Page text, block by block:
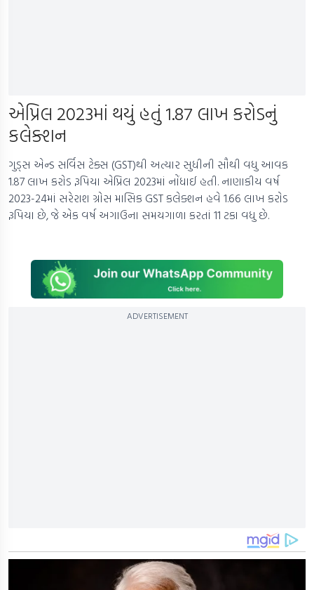
એપ્રિલ 2023માં થયું હતું 1.87 લાખ કરોડનું
કલેક્શન
ગુડ્સ એન્ડ સર્વિસ ટેક્સ (GST)થી અત્યાર સુધીની સૌથી વધુ આવક
1.87 લાખ કરોડ રૂપિયા એપ્રિલ 2023માં નોંધાઈ હતી. નાણાકીય વર્ષ
2023-24માં સરેરાશ ગ્રોસ માસિક GST કલેક્શન હવે 1.66 લાખ કરોડ
રૂપિયા છે, જે એક વર્ષ અગાઉના સમયગાળા કરતાં 11 ટકા વધુ છે.
ADVERTISEMENT